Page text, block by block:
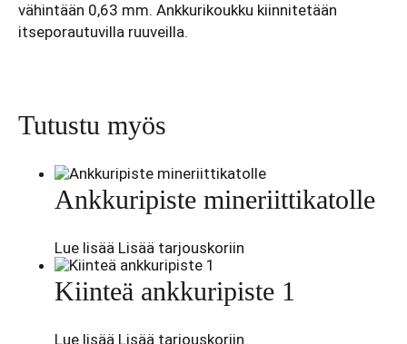
vähintään 0,63 mm. Ankkurikoukku kiinnitetään
itseporautuvilla ruuveilla.
Tutustu myös
Ankkuripiste mineriittikatolle
Lue lisää Lisää tarjouskoriin
Kiinteä ankkuripiste 1
Lue lisää Lisää tarjouskoriin